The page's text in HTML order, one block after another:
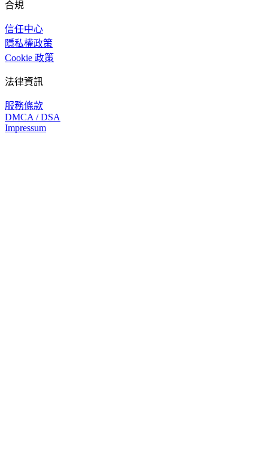
合規
信任中心
隱私權政策
Cookie 政策
法律資訊
服務條款
DMCA / DSA
Impressum